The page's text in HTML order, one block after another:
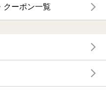
クーポン一覧